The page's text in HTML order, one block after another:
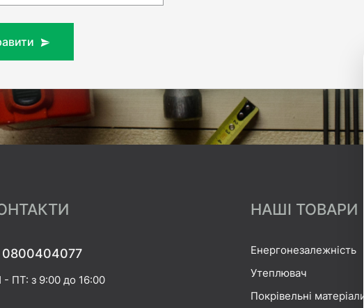
0800404077
ПТ: з 9:00 до 16:00
НАШІ ТОВАРИ
Енергонезалежність
Утеплювач
Покрівельні матеріали